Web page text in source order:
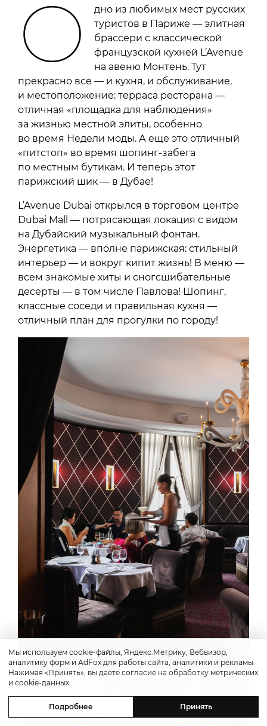
О
дно из любимых мест русских
туристов в Париже — элитная
брассери с классической
французской кухней L’Avenue
на авеню Монтень. Тут
прекрасно все — и кухня, и обслуживание,
и местоположение: терраса ресторана —
отличная «площадка для наблюдения»
за жизнью местной элиты, особенно
во время Недели моды. А еще это отличный
«питстоп» во время шопинг-забега
по местным бутикам. И теперь этот
парижский шик — в Дубае!
L’Avenue Dubai открылся в торговом центре
Dubai Mall — потрясающая локация с видом
на Дубайский музыкальный фонтан.
Энергетика — вполне парижская: стильный
интерьер — и вокруг кипит жизнь! В меню —
всем знакомые хиты и сногсшибательные
десерты — в том числе Павлова! Шопинг,
классные соседи и правильная кухня —
отличный план для прогулки по городу!
Мы используем cookie-файлы, Яндекс.Метрику, Вебвизор,
аналитику форм и AdFox для работы сайта, аналитики и рекламы.
Нажимая «Принять», вы даете согласие на обработку метрических
и cookie-данных.
Подробнее Принять